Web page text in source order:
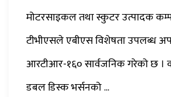
मोटरसाइकल तथा स्कुटर उत्पादक
टीभीएसले एबीएस विशेषता उपलब्ध
आरटीआर-१६० सार्वजनिक गरेको छ ।
डबल डिस्क भर्सनको ...